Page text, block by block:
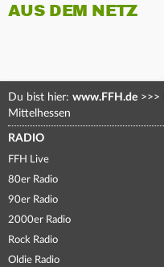
AUS DEM NETZ
Du bist hier: www.FFH.de >>>
Mittelhessen
RADIO
FFH Live
80er Radio
90er Radio
2000er Radio
Rock Radio
Oldie Radio